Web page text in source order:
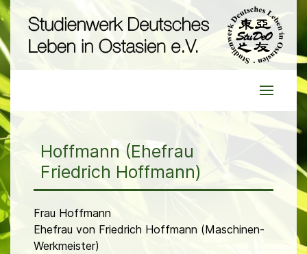
Hoffmann (Ehefrau
Friedrich Hoffmann)
Frau Hoffmann
Ehefrau von Friedrich Hoffmann (Maschinen-
Werkmeister)